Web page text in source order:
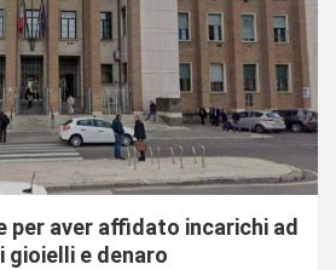
aver affidato incarichi ad
gioielli e denaro